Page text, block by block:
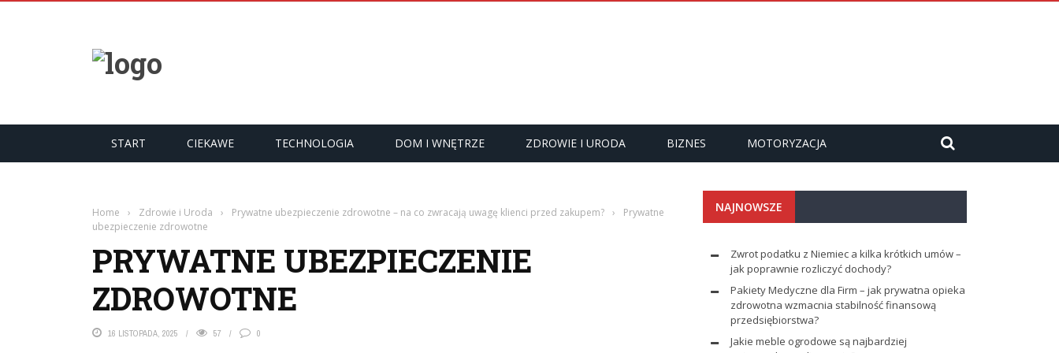
START CIEKAWE TECHNOLOGIA DOM I WNĘTRZE ZDROWIE I URODA BIZNES MOTORYZACJA
Home › Zdrowie i Uroda › Prywatne ubezpieczenie zdrowotne – na co zwracają uwagę klienci przed zakupem? ›
Prywatne
ubezpieczenie zdrowotne
PRYWATNE UBEZPIECZENIE
ZDROWOTNE
16 LISTOPADA, 2025 57 0
NAJNOWSZE
Zwrot podatku z Niemiec a kilka krótkich umów –
jak poprawnie rozliczyć dochody?
Pakiety Medyczne dla Firm – jak prywatna opieka
zdrowotna wzmacnia stabilność finansową
przedsiębiorstwa?
Jakie meble ogrodowe są najbardziej